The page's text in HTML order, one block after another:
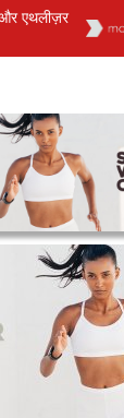
एथलीज़र